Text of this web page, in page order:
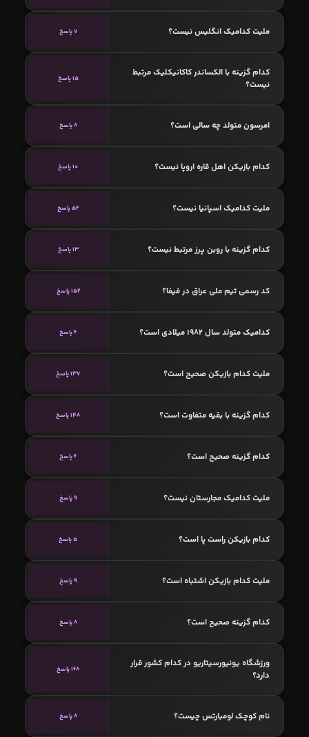
ملیت کدامیک انگلیس نیست؟ 7 پاسخ
کدام گزینه با الکساندر کاکانیکلیک مرتبط
نیست؟
15 پاسخ
امرسون متولد چه سالی است؟ 8 پاسخ
کدام بازیکن اهل قاره اروپا نیست؟ 10 پاسخ
ملیت کدامیک اسپانیا نیست؟ 52 پاسخ
کدام گزینه با روبن پرز مرتبط نیست؟ 13 پاسخ
کد رسمی تیم ملی عراق در فیفا؟ 152 پاسخ
کدامیک متولد سال 1982 میلادی است؟ 6 پاسخ
ملیت کدام بازیکن صحیح است؟ 137 پاسخ
کدام گزینه با بقیه متفاوت است؟ 148 پاسخ
کدام گزینه صحیح است؟ 6 پاسخ
ملیت کدامیک مجارستان نیست؟ 9 پاسخ
کدام بازیکن راست پا است؟ 5 پاسخ
ملیت کدام بازیکن اشتباه است؟ 9 پاسخ
کدام گزینه صحیح است؟ 8 پاسخ
ورزشگاه یونیورسیتاریو در کدام کشور قرار
دارد؟
168 پاسخ
نام کوچک لومبارتس چیست؟ 8 پاسخ